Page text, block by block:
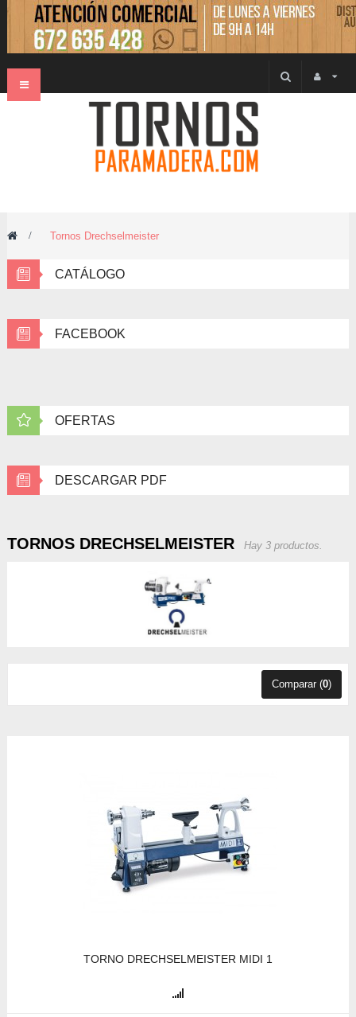
Navegación
> Tornos Drechselmeister
CATÁLOGO
FACEBOOK
OFERTAS
DESCARGAR PDF
TORNOS DRECHSELMEISTER Hay 3 productos.
Comparar (0)
TORNO DRECHSELMEISTER MIDI 1